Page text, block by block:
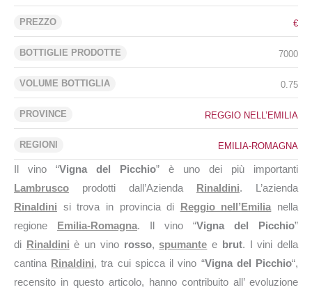
PREZZO €
BOTTIGLIE PRODOTTE 7000
VOLUME BOTTIGLIA 0.75
PROVINCE REGGIO NELL’EMILIA
REGIONI EMILIA-ROMAGNA
Il vino “Vigna del Picchio” è uno dei più importanti
Lambrusco prodotti dall’Azienda Rinaldini. L’azienda
Rinaldini si trova in provincia di Reggio nell’Emilia nella
regione Emilia-Romagna. Il vino “Vigna del Picchio”
di Rinaldini è un vino rosso,spumante e brut. I vini della
cantina Rinaldini, tra cui spicca il vino “Vigna del Picchio“,
recensito in questo articolo, hanno contribuito all’ evoluzione